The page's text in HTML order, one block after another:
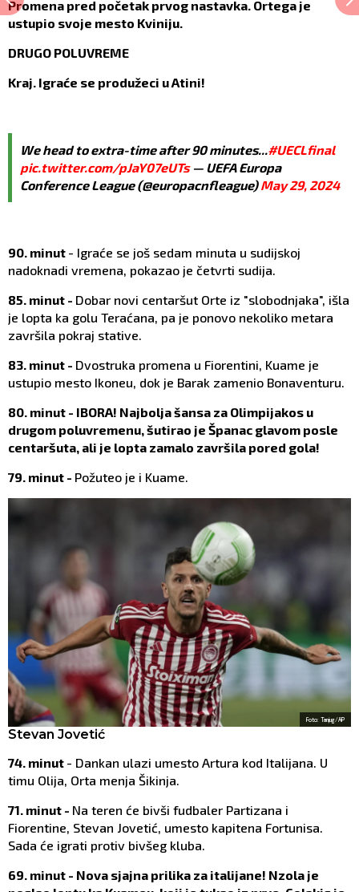
Promena pred početak prvog nastavka. Ortega je
ustupio svoje mesto Kviniju.
DRUGO POLUVREME
Kraj. Igraće se produžeci u Atini!
We head to extra-time after 90 minutes...#UECLfinal
pic.twitter.com/pJaY07eUTs — UEFA Europa
Conference League (@europacnfleague)May 29, 2024
90. minut - Igraće se još sedam minuta u sudijskoj
nadoknadi vremena, pokazao je četvrti sudija.
85. minut - Dobar novi centaršut Orte iz "slobodnjaka", išla
je lopta ka golu Teraćana, pa je ponovo nekoliko metara
završila pokraj stative.
83. minut - Dvostruka promena u Fiorentini, Kuame je
ustupio mesto Ikoneu, dok je Barak zamenio Bonaventuru.
80. minut - IBORA! Najbolja šansa za Olimpijakos u
drugom poluvremenu, šutirao je Španac glavom posle
centaršuta, ali je lopta zamalo završila pored gola!
79. minut - Požuteo je i Kuame.
Foto: Tanjug/AP
Stevan Jovetić
74. minut - Dankan ulazi umesto Artura kod Italijana. U
timu Olija, Orta menja Šikinja.
71. minut - Na teren će bivši fudbaler Partizana i
Fiorentine, Stevan Jovetić, umesto kapitena Fortunisa.
Sada će igrati protiv bivšeg kluba.
69. minut - Nova sjajna prilika za italijane! Nzola je